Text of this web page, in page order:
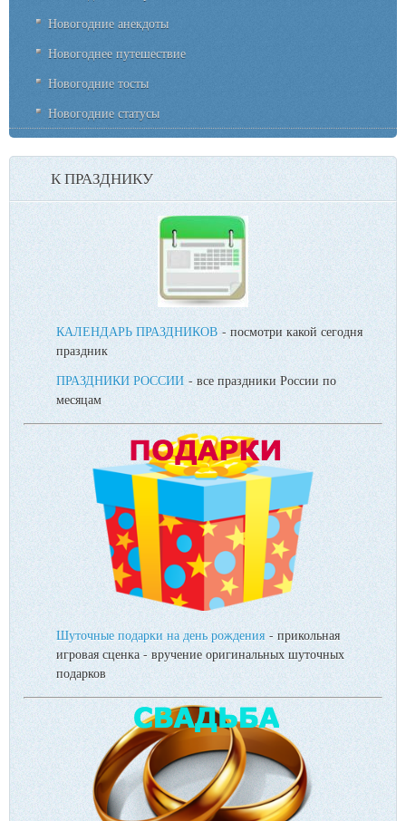
Новогодние анекдоты
Новогоднее путешествие
Новогодние тосты
Новогодние статусы
К ПРАЗДНИКУ
КАЛЕНДАРЬ ПРАЗДНИКОВ- посмотри какой сегодня
праздник
ПРАЗДНИКИ РОССИИ- все праздники России по
месяцам
Шуточные подарки на день рождения- прикольная
игровая сценка - вручение оригинальных шуточных
подарков